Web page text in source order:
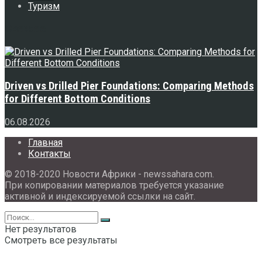
Туризм
Driven vs Drilled Pier Foundations: Comparing Methods
for Different Bottom Conditions
06.08.2026
Главная
Контакты
© 2018-2020 Новости Африки - newssahara.com.
При копировании материалов требуется указание
активной и индексируемой ссылки на сайт.
Нет результатов
Смотреть все результаты